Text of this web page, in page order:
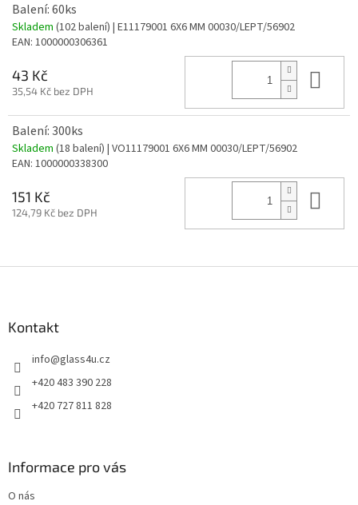
Balení: 60ks
Skladem (102 balení) | E11179001 6X6 MM 00030/LEPT/56902
EAN: 1000000306361
43 Kč
35,54 Kč bez DPH
Balení: 300ks
Skladem (18 balení) | VO11179001 6X6 MM 00030/LEPT/56902
EAN: 1000000338300
151 Kč
124,79 Kč bez DPH
Kontakt
info@glass4u.cz
+420 483 390 228
+420 727 811 828
Informace pro vás
O nás